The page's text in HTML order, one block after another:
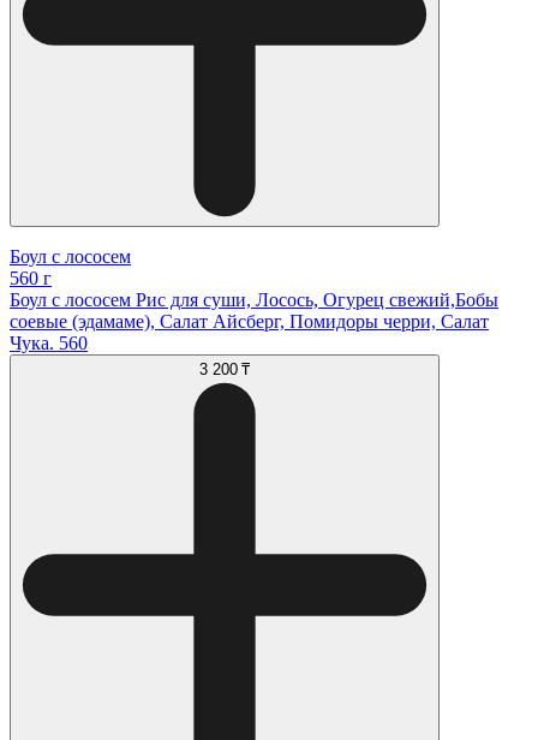
Боул с лососем
560 г
Боул с лососем Рис для суши, Лосось, Огурец свежий,Бобы
соевые (эдамаме), Салат Айсберг, Помидоры черри, Салат
Чука. 560
3 200 ₸